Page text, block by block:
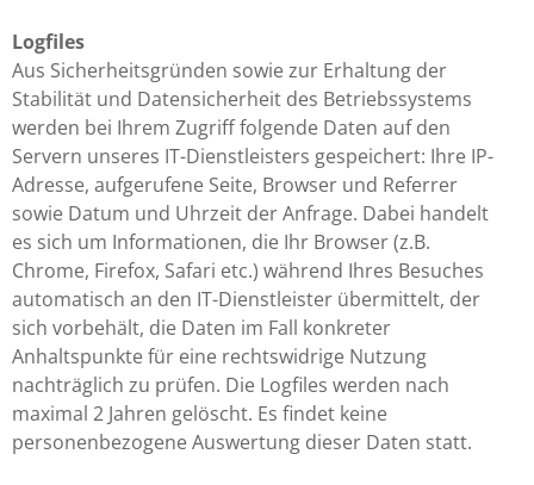
Logfiles
Aus Sicherheitsgründen sowie zur Erhaltung der
Stabilität und Datensicherheit des Betriebssystems
werden bei Ihrem Zugriff folgende Daten auf den
Servern unseres IT-Dienstleisters gespeichert: Ihre IP-
Adresse, aufgerufene Seite, Browser und Referrer
sowie Datum und Uhrzeit der Anfrage. Dabei handelt
es sich um Informationen, die Ihr Browser (z.B.
Chrome, Firefox, Safari etc.) während Ihres Besuches
automatisch an den IT-Dienstleister übermittelt, der
sich vorbehält, die Daten im Fall konkreter
Anhaltspunkte für eine rechtswidrige Nutzung
nachträglich zu prüfen. Die Logfiles werden nach
maximal 2 Jahren gelöscht. Es findet keine
personenbezogene Auswertung dieser Daten statt.